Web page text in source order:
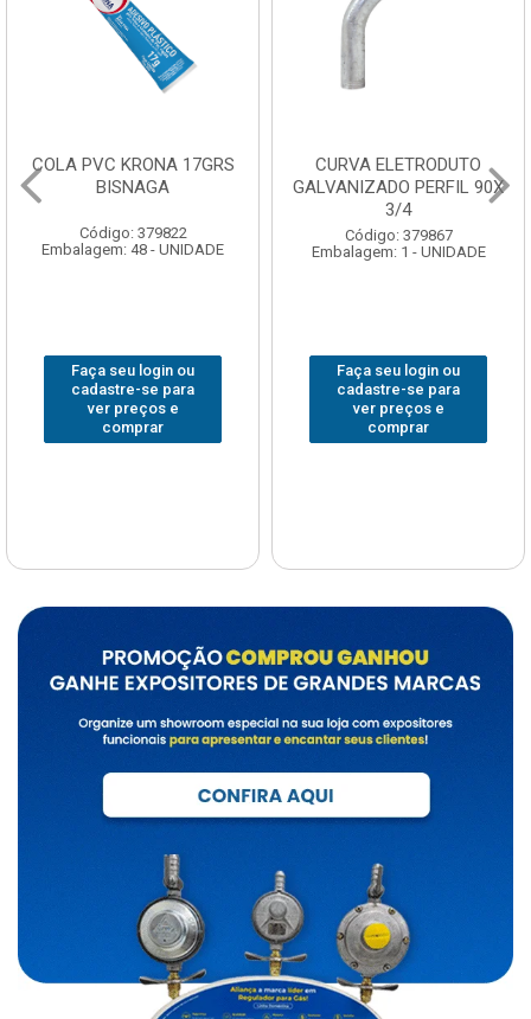
COLA PVC KRONA 17GRS
BISNAGA
Código: 379822
Embalagem: 48 - UNIDADE
Faça seu login ou
cadastre-se para
ver preços e
comprar
CURVA ELETRODUTO
GALVANIZADO PERFIL 90X
3/4
Código: 379867
Embalagem: 1 - UNIDADE
Faça seu login ou
cadastre-se para
ver preços e
comprar